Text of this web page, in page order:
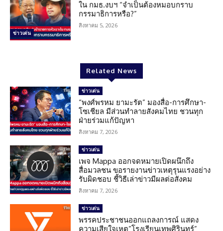
ข่าวเด่น
ใน กมธ.งบฯ “จำเป็นต้องหมอบกราบ
กรรมาธิการหรือ?”
สิงหาคม 5, 2026
Related News
ข่าวเด่น
“พงศ์พรหม ยามะรัต” มองสื่อ-การศึกษา-
โซเชียล มีส่วนทำลายสังคมไทย ชวนทุก
ฝ่ายร่วมแก้ปัญหา
สิงหาคม 7, 2026
ข่าวเด่น
เพจ Mappa ออกจดหมายเปิดผนึกถึง
สื่อมวลชน ขอรายงานข่าวเหตุรุนแรงอย่าง
รับผิดชอบ ชี้วิธีเล่าข่าวมีผลต่อสังคม
สิงหาคม 7, 2026
ข่าวเด่น
พรรคประชาชนออกแถลงการณ์ แสดง
ความเสียใจเหตุ”โรงเรียนเทพศิรินทร์”